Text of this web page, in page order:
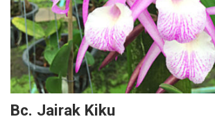
Bc. Jairak Kiku